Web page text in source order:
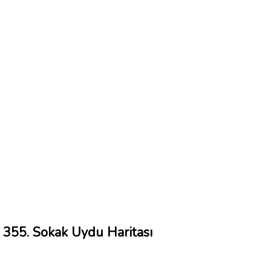
355. Sokak Uydu Haritası